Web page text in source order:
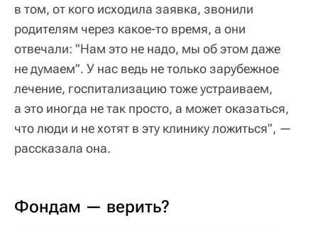
в том, от кого исходила заявка, звонили
родителям через какое-то время, а они
отвечали: "Нам это не надо, мы об этом даже
не думаем". У нас ведь не только зарубежное
лечение, госпитализацию тоже устраиваем,
а это иногда не так просто, а может оказаться,
что люди и не хотят в эту клинику ложиться", —
рассказала она.
Фондам — верить?